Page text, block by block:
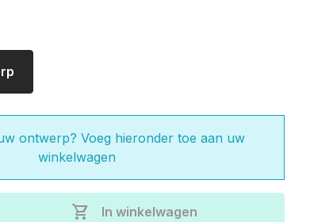
ontwerp? Voeg hieronder toe aan uw
winkelwagen
Voer de gewenste
shopping_cart In winkelwagen